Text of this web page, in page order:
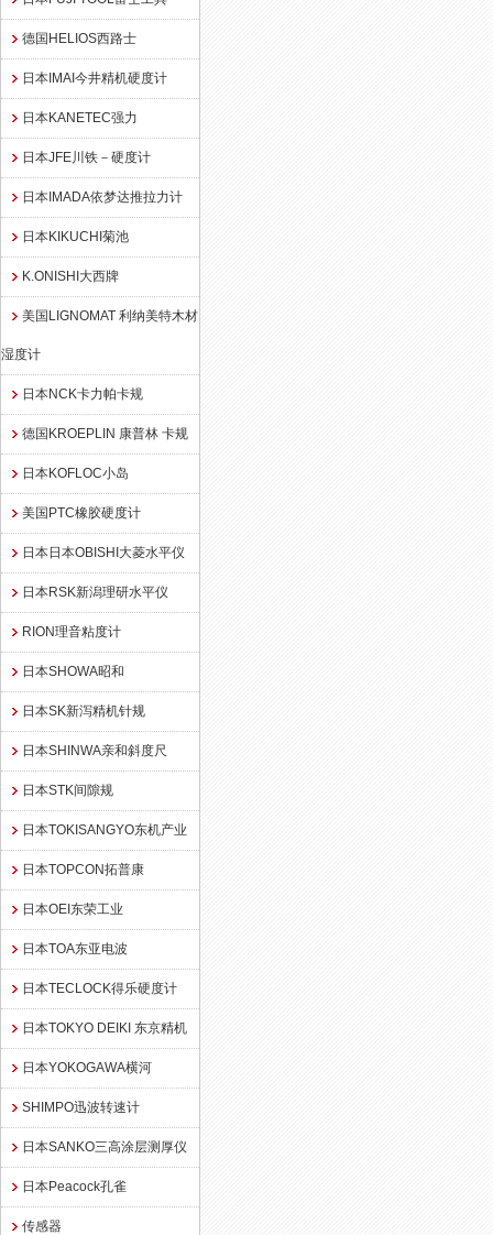
德国HELIOS西路士
日本IMAI今井精机硬度计
日本KANETEC强力
日本JFE川铁－硬度计
日本IMADA依梦达推拉力计
日本KIKUCHI菊池
K.ONISHI大西牌
美国LIGNOMAT 利纳美特木材
湿度计
日本NCK卡力帕卡规
德国KROEPLIN 康普林 卡规
日本KOFLOC小岛
美国PTC橡胶硬度计
日本日本OBISHI大菱水平仪
日本RSK新潟理研水平仪
RION理音粘度计
日本SHOWA昭和
日本SK新泻精机针规
日本SHINWA亲和斜度尺
日本STK间隙规
日本TOKISANGYO东机产业
日本TOPCON拓普康
日本OEI东荣工业
日本TOA东亚电波
日本TECLOCK得乐硬度计
日本TOKYO DEIKI 东京精机
日本YOKOGAWA横河
SHIMPO迅波转速计
日本SANKO三高涂层测厚仪
日本Peacock孔雀
传感器